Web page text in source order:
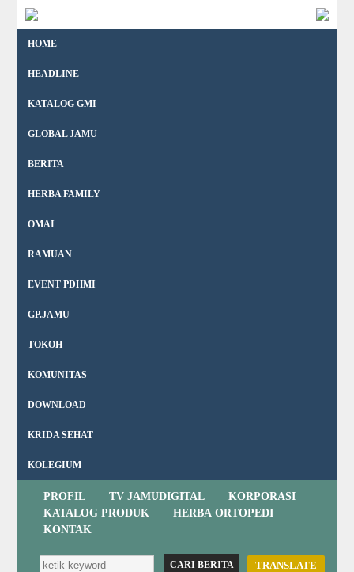
HOME
HEADLINE
KATALOG GMI
GLOBAL JAMU
BERITA
HERBA FAMILY
OMAI
RAMUAN
EVENT PDHMI
GP.JAMU
TOKOH
KOMUNITAS
DOWNLOAD
KRIDA SEHAT
KOLEGIUM
PROFIL TV JAMUDIGITAL
KORPORASI
KATALOG PRODUK
HERBA ORTOPEDI
KONTAK
TRANSLATE